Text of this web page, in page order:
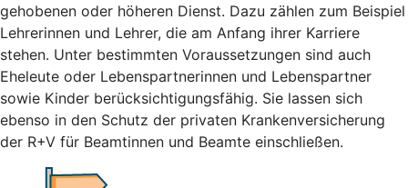
gehobenen oder höheren Dienst. Dazu zählen zum Beispiel
Lehrerinnen und Lehrer, die am Anfang ihrer Karriere
stehen. Unter bestimmten Voraussetzungen sind auch
Eheleute oder Lebenspartnerinnen und Lebenspartner
sowie Kinder berücksichtigungsfähig. Sie lassen sich
ebenso in den Schutz der privaten Krankenversicherung
der R+V für Beamtinnen und Beamte einschließen.